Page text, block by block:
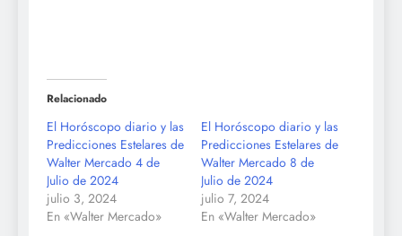
Relacionado
El Horóscopo diario y las
Predicciones Estelares de
Walter Mercado 4 de
Julio de 2024
julio 3, 2024
En «Walter Mercado»
El Horóscopo diario y las
Predicciones Estelares de
Walter Mercado 8 de
Julio de 2024
julio 7, 2024
En «Walter Mercado»